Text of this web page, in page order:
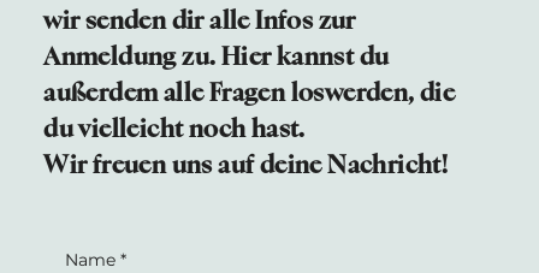
wir senden dir alle Infos zur
Anmeldung zu. Hier kannst du
außerdem alle Fragen loswerden, die
du vielleicht noch hast.
Wir freuen uns auf deine Nachricht!
Name *